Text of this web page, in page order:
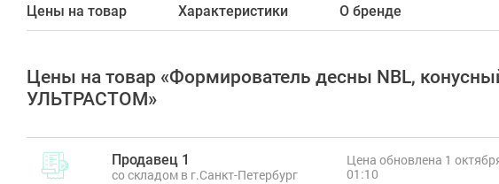
Цены на товар Характеристики О бренде
Цены на товар «Формирователь десны NBL,
УЛЬТРАСТОМ»
Продавец 1
со складом в г.Санкт-Петербург
Цена обновлена 1
01:10